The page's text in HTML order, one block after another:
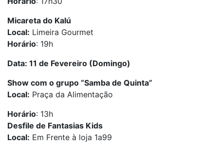
Micareta do Kalú
Local: Limeira Gourmet
Horário: 19h
Data: 11 de Fevereiro (Domingo)
Show com o grupo “Samba de Quinta”
Local: Praça da Alimentação
Horário: 13h
Desfile de Fantasias Kids
Local: Em Frente à loja 1a99